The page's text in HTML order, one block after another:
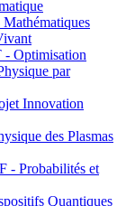
Optimisation
par
Innovation
des Plasmas
- Probabilités et
Quantiques